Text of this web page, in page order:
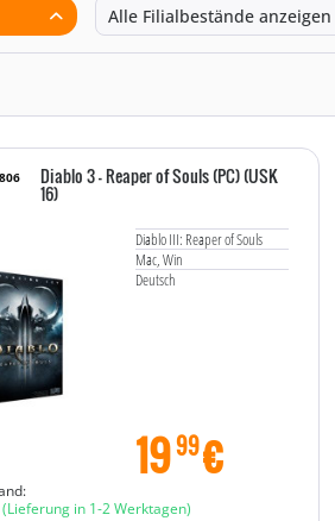
Diablo 3 - Reaper of Souls (PC) (USK
16)
Diablo III: Reaper of Souls
Mac, Win
Deutsch
1999€
(Lieferung in 1-2 Werktagen)